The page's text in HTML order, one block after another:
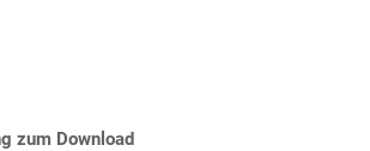
zum Download